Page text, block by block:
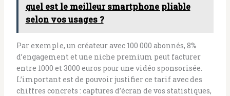
quel est le meilleur smartphone pliable
selon vos usages ?
Par exemple, un créateur avec 100 000 abonnés, 8%
d’engagement et une niche premium peut facturer
entre 1000 et 3000 euros pour une vidéo sponsorisée.
L’important est de pouvoir justifier ce tarif avec des
chiffres concrets : captures d’écran de vos statistiques,